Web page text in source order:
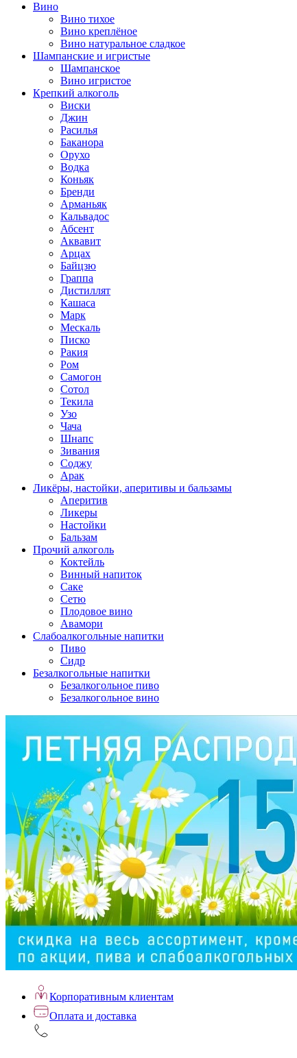
Вино
Вино тихое
Вино креплёное
Вино натуральное сладкое
Шампанские и игристые
Шампанское
Вино игристое
Крепкий алкоголь
Виски
Джин
Расилья
Баканора
Орухо
Водка
Коньяк
Бренди
Арманьяк
Кальвадос
Абсент
Аквавит
Арцах
Байцзю
Граппа
Дистиллят
Кашаса
Марк
Мескаль
Писко
Ракия
Ром
Самогон
Сотол
Текила
Узо
Чача
Шнапс
Зивания
Соджу
Арак
Ликёры, настойки, аперитивы и бальзамы
Аперитив
Ликеры
Настойки
Бальзам
Прочий алкоголь
Коктейль
Винный напиток
Саке
Сетю
Плодовое вино
Авамори
Слабоалкогольные напитки
Пиво
Сидр
Безалкогольные напитки
Безалкогольное пиво
Безалкогольное вино
Корпоративным клиентам
Оплата и доставка